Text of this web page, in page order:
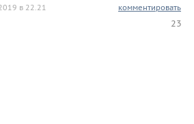
в 22.21 комментировать
23